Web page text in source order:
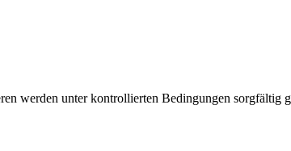
werden unter kontrollierten Bedingungen sorgfältig